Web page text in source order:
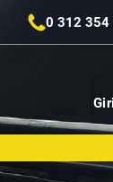
0 312 354